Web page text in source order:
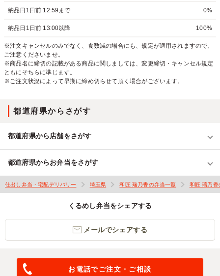
納品日1日前 12:59まで 0%
納品日1日前 13:00以降 100%
※注文キャンセルのみでなく、食数減の場合にも、規定が適用されますので、
ご注意くださいませ。
※商品名に締切の記載がある商品に関しましては、変更締切・キャンセル規定
ともにそちらに準じます。
※ご注文状況によって早期に締め切らせて頂く場合がございます。
都道府県からさがす
都道府県から店舗をさがす
都道府県からお弁当をさがす
仕出し弁当・宅配デリバリー 埼玉県 和匠 瑞乃香の弁当一覧 和匠 瑞乃香
くるめし弁当をシェアする
メールでシェアする
お電話でご注文・ご相談